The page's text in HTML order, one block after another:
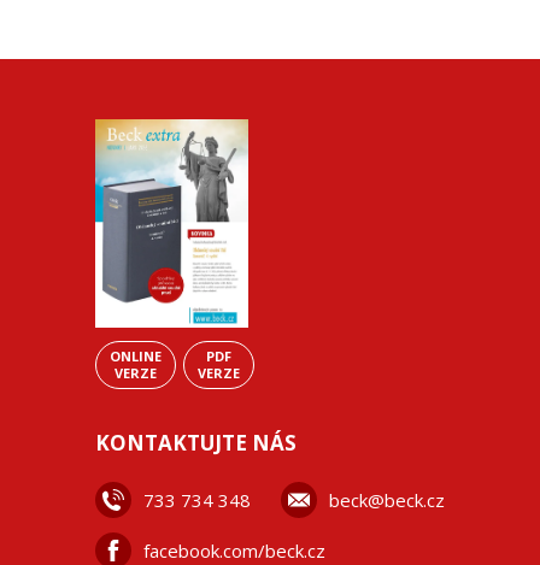
ONLINE
VERZE
PDF
VERZE
KONTAKTUJTE NÁS
733 734 348 beck@beck.cz
facebook.com/beck.cz